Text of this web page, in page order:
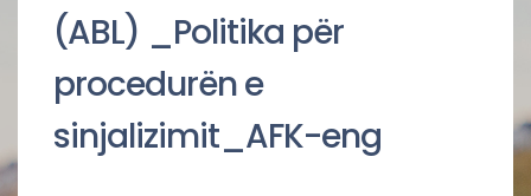
(ABL) _Politika për
procedurën e
sinjalizimit_AFK-eng